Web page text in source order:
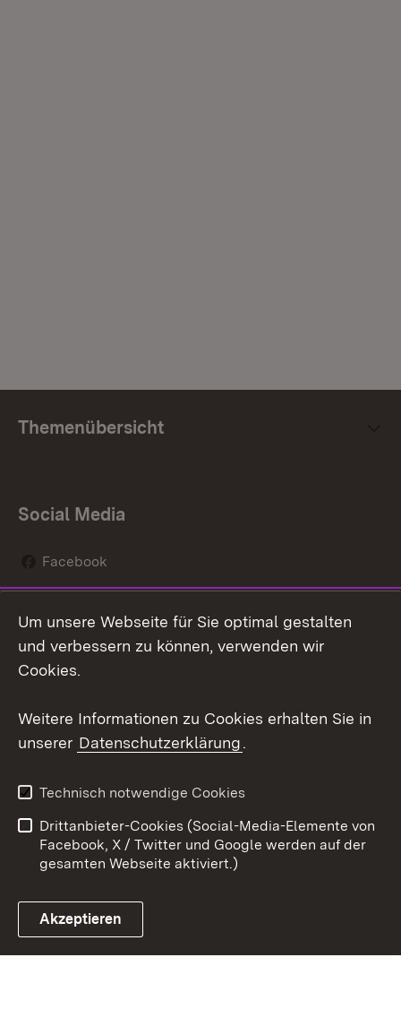
Themenübersicht
Social Media
Facebook
Social Wall
Youtube
Link zum Landesportal
Kontakt
Datenschutz
Barrierefreiheit
Impressum Cookies
Um unsere Webseite für Sie optimal gestalten
und verbessern zu können, verwenden wir
Cookies.
Weitere Informationen zu Cookies erhalten Sie in
unserer Datenschutzerklärung.
Technisch notwendige Cookies
Drittanbieter-Cookies (Social-Media-Elemente von
Facebook, X / Twitter und Google werden auf der
gesamten Webseite aktiviert.)
Akzeptieren